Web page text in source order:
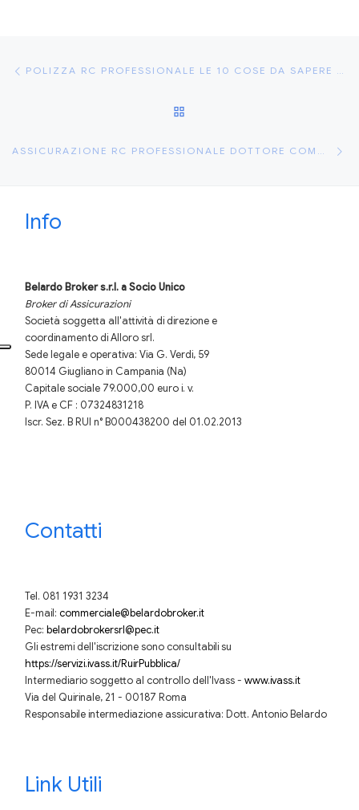
Navigazione articoli
ASSICURAZIONE RC PROFESSIONALE DOTTORE COMMERCIALISTA
Info
Belardo Broker s.r.l.a Socio Unico
Broker di Assicurazioni
Società soggetta all'attività di direzione e
coordinamento di Alloro srl.
Sede legale e operativa: Via G. Verdi, 59
80014 Giugliano in Campania (Na)
Capitale sociale 79.000,00 euro i. v.
P. IVA e CF : 07324831218
Iscr. Sez. B RUI n° B000438200 del 01.02.2013
Contatti
Tel. 081 1931 3234
E-mail: commerciale@belardobroker.it
Pec: belardobrokersrl@pec.it
Gli estremi dell'iscrizione sono consultabili su
https://servizi.ivass.it/RuirPubblica/
Intermediario soggetto al controllo dell'Ivass - www.ivass.it
Via del Quirinale, 21 - 00187 Roma
Responsabile intermediazione assicurativa: Dott. Antonio Belardo
Link Utili